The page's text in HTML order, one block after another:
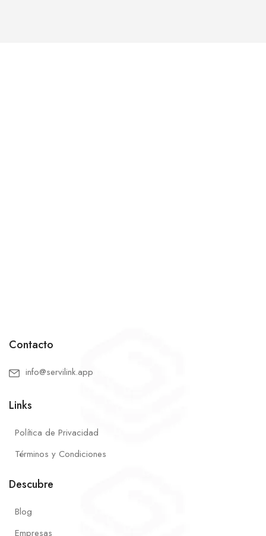
Contacto
info@servilink.app
Links
Política de Privacidad
Términos y Condiciones
Descubre
Blog
Empresas